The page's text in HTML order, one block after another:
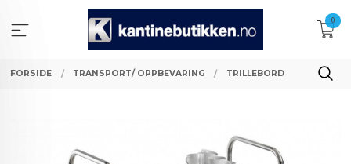
innholdet
0
FORSIDE TRANSPORT/ OPPBEVARING TRILLEBORD